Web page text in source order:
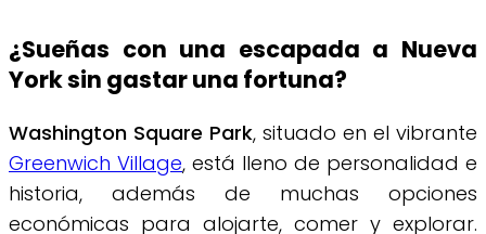
¿Sueñas con una escapada a Nueva
York sin gastar una fortuna?
Washington Square Park, situado en el vibrante
Greenwich Village, está lleno de personalidad e
historia, además de muchas opciones
económicas para alojarte, comer y explorar.